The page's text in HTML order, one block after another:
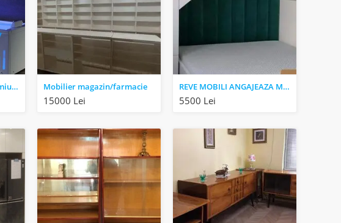
cada cu hidromasaj Premium 180x90 cm Mobilier magazin/farmacie
15000 Lei
REVE MOBILI ANGAJEAZA MONTATORI MOBILIER
5500 Lei